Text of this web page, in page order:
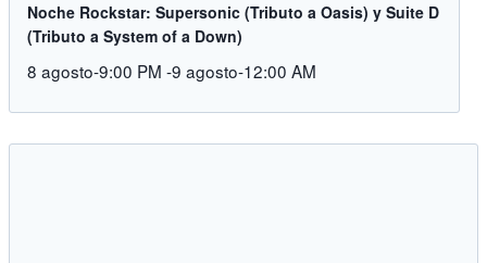
Noche Rockstar: Supersonic (Tributo a Oasis) y Suite D
(Tributo a System of a Down)
8 agosto-9:00 PM -9 agosto-12:00 AM